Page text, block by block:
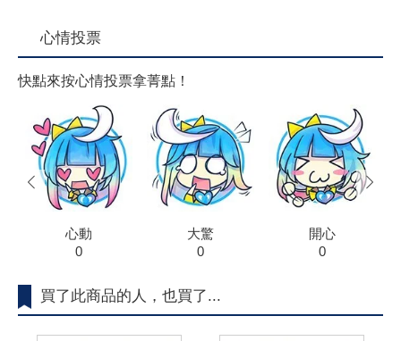
心情投票
快點來按心情投票拿菁點！
心動
0
大驚
0
開心
0
prev next
買了此商品的人，也買了...